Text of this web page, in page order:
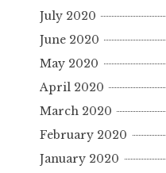
July 2020
June 2020
May 2020
April 2020
March 2020
February 2020
January 2020